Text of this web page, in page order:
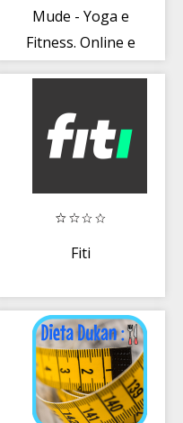
Mude - Yoga e
Fitness. Online e
Fiti